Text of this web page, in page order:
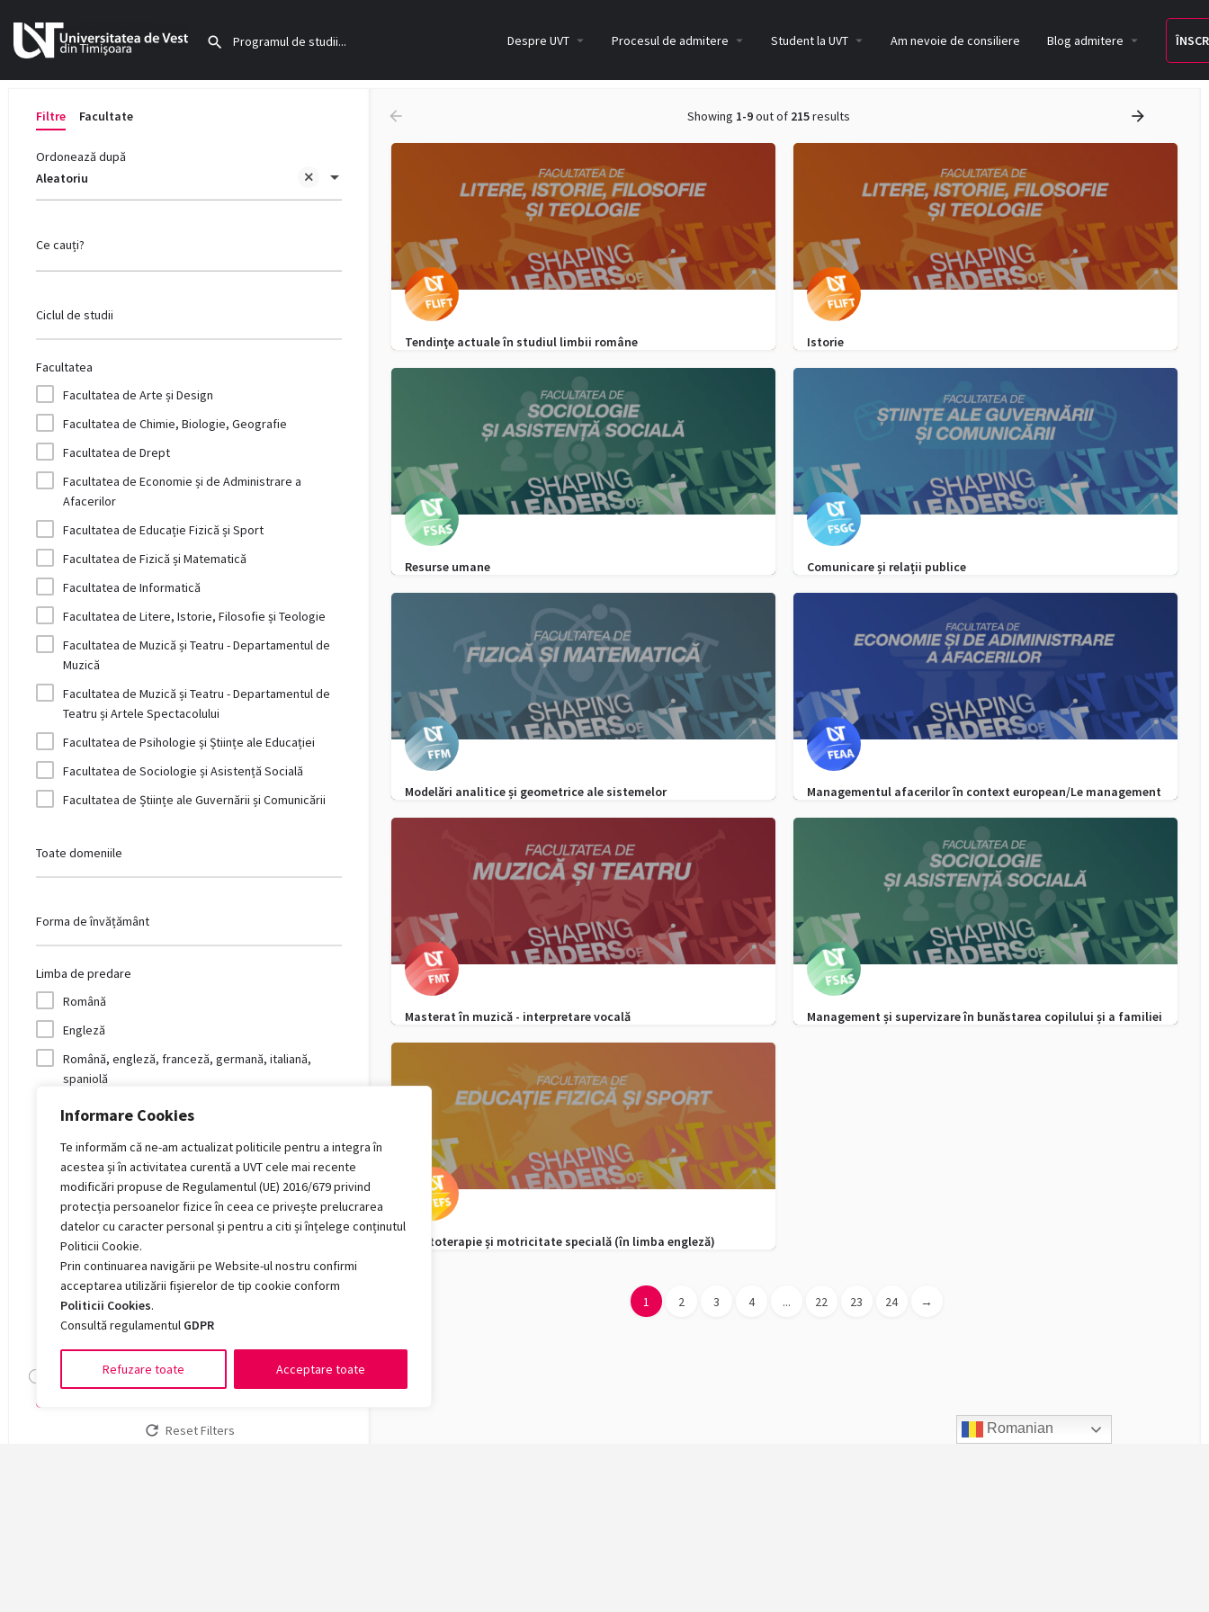
Informare Cookies
Te informăm că ne-am actualizat politicile pentru a integra în
acestea și în activitatea curentă a UVT cele mai recente
modificări propuse de Regulamentul (UE) 2016/679 privind
protecția persoanelor fizice în ceea ce privește prelucrarea
datelor cu caracter personal și pentru a citi și înțelege conținutul
Politicii Cookie.
Prin continuarea navigării pe Website-ul nostru confirmi
acceptarea utilizării fișierelor de tip cookie conform
Politicii Cookies.
Consultă regulamentul GDPR
Refuzare toate Acceptare toate
Despre UVT Procesul de admitere Student la UVT Am nevoie de consiliere Blog admitere
Filtre Facultate
Aleatoriu
Ordonează după
Ce cauți?
Ciclul de studii
Facultatea
Facultatea de Arte și Design
Facultatea de Chimie, Biologie, Geografie
Facultatea de Drept
Facultatea de Economie și de Administrare a
Afacerilor
Facultatea de Educație Fizică și Sport
Facultatea de Fizică și Matematică
Facultatea de Informatică
Facultatea de Litere, Istorie, Filosofie și Teologie
Facultatea de Muzică și Teatru - Departamentul de
Muzică
Facultatea de Muzică și Teatru - Departamentul de
Teatru și Artele Spectacolului
Facultatea de Psihologie și Științe ale Educației
Facultatea de Sociologie și Asistență Socială
Facultatea de Științe ale Guvernării și Comunicării
Toate domeniile
Forma de învățământ
Limba de predare
Română
Engleză
Română, engleză, franceză, germană, italiană,
spaniolă
Franceză
Română, franceză, engleză, germană, italiană,
spaniolă
Română, germană, engleză, franceză, italiană,
spaniolă
Română, rusă, engleză, franceză, germană, italiană,
spaniolă
Locuri buget
0 — 0
Search
Reset Filters
Showing 1-9out of 215results
Tendinţe actuale în studiul limbii române
0040752958097 admitere.lift@e-uvt.ro
Istorie
0040752958097 admitere.lift@e-uvt.ro
Resurse umane
0256592720, WhatsApp - 0747355916 admitere.fsas@e-uvt.ro
Comunicare și relații publice
0256 592 132, Whatsapp- admitere.fsgc@e-uvt.ro
Modelări analitice și geometrice ale sistemelor
0256 592 298 admitere.ffm@e-uvt.ro
Managementul afacerilor în context european/Le management
Masterat în muzică - interpretare vocală
0256 592 651 admitere.fmt@e-uvt.ro
Management și supervizare în bunăstarea copilului și a familiei
Kinetoterapie și motricitate specială (în limba engleză)
1 2 3 4 ... 22 23 24 →
Romanian